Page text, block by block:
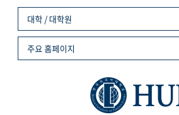
대학 / 대학원
주요 홈페이지